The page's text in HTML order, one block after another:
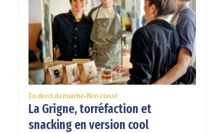
En direct du marché•Non classé
La Grigne, torréfaction et
snacking en version cool